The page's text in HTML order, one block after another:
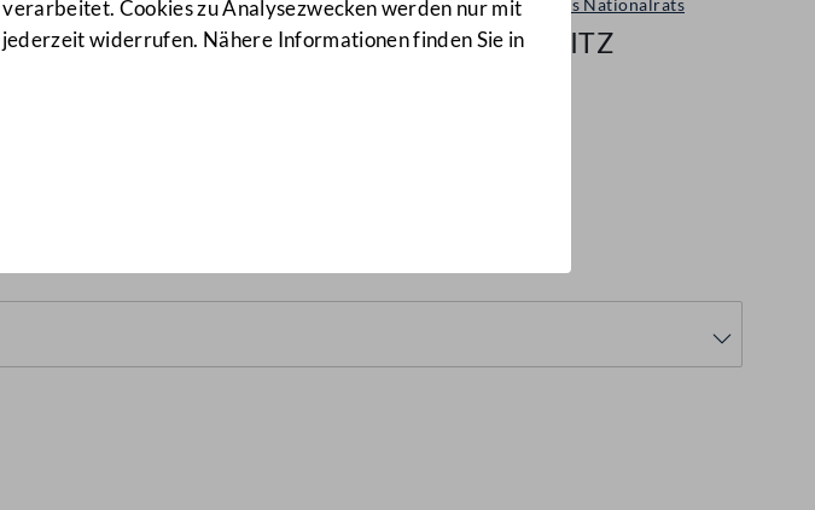
Cookies zu Analysezwecken werden nur mit
widerrufen. Nähere Informationen finden Sie in
Sitzungen des Nationalrats
38/NRSITZ
2018